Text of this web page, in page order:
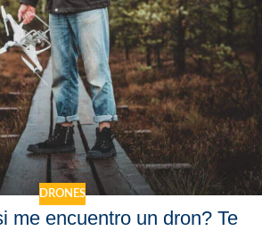
DRONES
me encuentro un dron? Te